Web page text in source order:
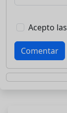
Acepto las
Comentar